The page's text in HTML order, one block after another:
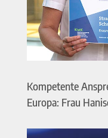
Kompetente
Europa: Frau